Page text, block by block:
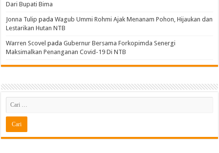
Dari Bupati Bima
Jonna Tulip padaWagub Ummi Rohmi Ajak Menanam Pohon, Hijaukan dan
Lestarikan Hutan NTB
Warren Scovel padaGubernur Bersama Forkopimda Senergi
Maksimalkan Penanganan Covid-19 Di NTB